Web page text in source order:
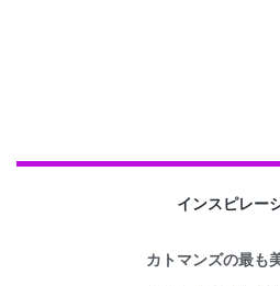
インスピレー
カトマンズの最も